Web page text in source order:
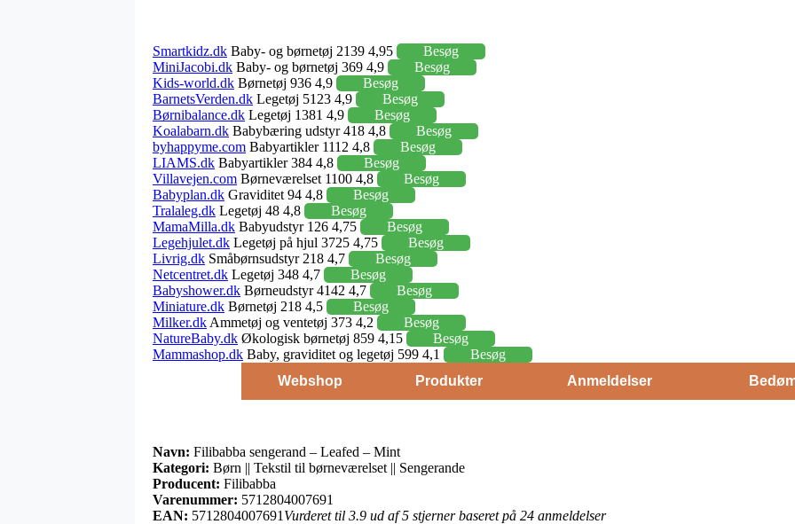
Smartkidz.dk Baby- og børnetøj 2139 4,95
Besøg
MiniJacobi.dk Baby- og børnetøj 369 4,9
Besøg
Kids-world.dk Børnetøj 936 4,9
Besøg
BarnetsVerden.dk Legetøj 5123 4,9
Besøg
Børnibalance.dk Legetøj 1381 4,9
Besøg
Koalabarn.dk Babybæring udstyr 418 4,8
Besøg
byhappyme.com Babyartikler 1112 4,8
Besøg
LIAMS.dk Babyartikler 384 4,8
Besøg
Villavejen.com Børneværelset 1100 4,8
Besøg
Babyplan.dk Graviditet 94 4,8
Besøg
Tralaleg.dk Legetøj 48 4,8
Besøg
MamaMilla.dk Babyudstyr 126 4,75
Besøg
Legehjulet.dk Legetøj på hjul 3725 4,75
Besøg
Livrig.dk Småbørnsudstyr 218 4,7
Besøg
Netcentret.dk Legetøj 348 4,7
Besøg
Babyshower.dk Børneudstyr 4142 4,7
Besøg
Miniature.dk Børnetøj 218 4,5
Besøg
Milker.dk Ammetøj og ventetøj 373 4,2
Besøg
NatureBaby.dk Økologisk børnetøj 859 4,15
Besøg
Mammashop.dk Baby, graviditet og legetøj 599 4,1
Besøg
Webshop
Produkter Anmeldelser
Navn: Filibabba sengerand – Leafed – Mint
Kategori: Børn || Tekstil til børneværelset || Sengerande
Producent: Filibabba
Varenummer: 5712804007691
EAN: 5712804007691 Vurderet til 3.9 ud af 5 stjerner baseret på 24 anmeldelser